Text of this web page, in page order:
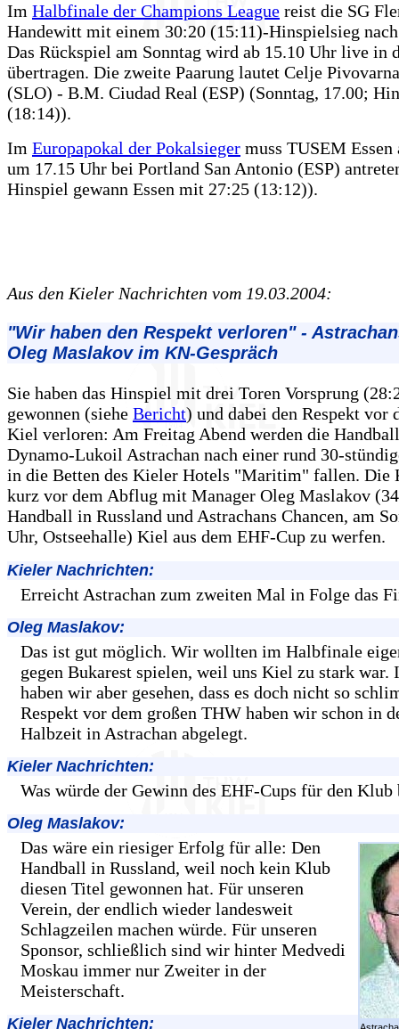
Im Halbfinale der Champions League reist die SG
Handewitt mit einem 30:20 (15:11)-Hinspielsieg
Das Rückspiel am Sonntag wird ab 15.10 Uhr live in
übertragen. Die zweite Paarung lautet Celje
(SLO) - B.M. Ciudad Real (ESP) (Sonntag, 17.00;
(18:14)).
Im Europapokal der Pokalsieger muss TUSEM Essen
um 17.15 Uhr bei Portland San Antonio (ESP)
Hinspiel gewann Essen mit 27:25 (13:12)).
Aus den Kieler Nachrichten vom 19.03.2004:
"Wir haben den Respekt verloren" -
Oleg Maslakov im KN-Gespräch
Sie haben das Hinspiel mit drei Toren Vorsprung
gewonnen (siehe Bericht) und dabei den Respekt vor
Kiel verloren: Am Freitag Abend werden die
Dynamo-Lukoil Astrachan nach einer rund 30-
in die Betten des Kieler Hotels "Maritim" fallen. Die
kurz vor dem Abflug mit Manager Oleg Maslakov
Handball in Russland und Astrachans Chancen, am
Uhr, Ostseehalle) Kiel aus dem EHF-Cup zu werfen.
Kieler Nachrichten:
Erreicht Astrachan zum zweiten Mal in Folge das
Oleg Maslakov:
Das ist gut möglich. Wir wollten im Halbfinale
gegen Bukarest spielen, weil uns Kiel zu stark war.
haben wir aber gesehen, dass es doch nicht so
Respekt vor dem großen THW haben wir schon in
Halbzeit in Astrachan abgelegt.
Kieler Nachrichten:
Was würde der Gewinn des EHF-Cups für den Klub
Oleg Maslakov:
Das wäre ein riesiger Erfolg für alle: Den
Handball in Russland, weil noch kein Klub
diesen Titel gewonnen hat. Für unseren
Verein, der endlich wieder landesweit
Schlagzeilen machen würde. Für unseren
Sponsor, schließlich sind wir hinter Medvedi
Moskau immer nur Zweiter in der
Meisterschaft.
Kieler Nachrichten: